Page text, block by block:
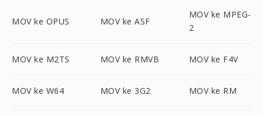
MOV ke OPUS MOV ke ASF
MOV ke MPEG-
2
MOV ke M2TS MOV ke RMVB MOV ke F4V
MOV ke W64 MOV ke 3G2 MOV ke RM